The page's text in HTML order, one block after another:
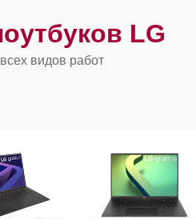
LG
видов работ